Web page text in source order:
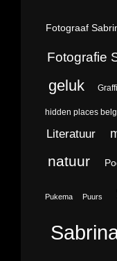
Fotograaf
Fotografie
geluk
hidden places
Literatuur
natuur
Pukema Puurs